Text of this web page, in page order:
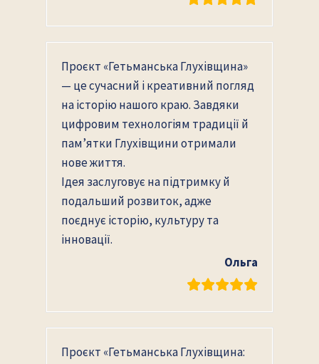
Проєкт «Гетьманська Глухівщина»
— це сучасний і креативний погляд
на історію нашого краю. Завдяки
цифровим технологіям традиції й
пам’ятки Глухівщини отримали
нове життя.
Ідея заслуговує на підтримку й
подальший розвиток, адже
поєднує історію, культуру та
інновації.
Ольга
Проєкт «Гетьманська Глухівщина: